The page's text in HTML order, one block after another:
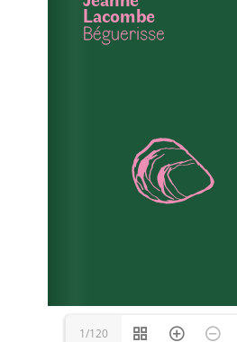
1/120